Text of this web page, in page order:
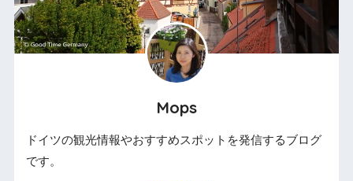
Mops
ドイツの観光情報やおすすめスポットを発信するブログ
です。